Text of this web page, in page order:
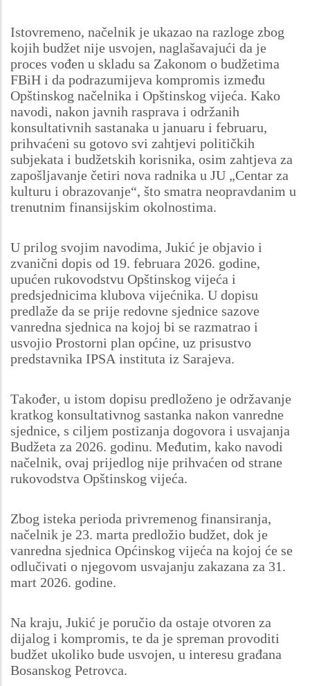
Istovremeno, načelnik je ukazao na razloge zbog
kojih budžet nije usvojen, naglašavajući da je
proces vođen u skladu sa Zakonom o budžetima
FBiH i da podrazumijeva kompromis između
Opštinskog načelnika i Opštinskog vijeća. Kako
navodi, nakon javnih rasprava i održanih
konsultativnih sastanaka u januaru i februaru,
prihvaćeni su gotovo svi zahtjevi političkih
subjekata i budžetskih korisnika, osim zahtjeva za
zapošljavanje četiri nova radnika u JU „Centar za
kulturu i obrazovanje“, što smatra neopravdanim u
trenutnim finansijskim okolnostima.
U prilog svojim navodima, Jukić je objavio i
zvanični dopis od 19. februara 2026. godine,
upućen rukovodstvu Opštinskog vijeća i
predsjednicima klubova vijećnika. U dopisu
predlaže da se prije redovne sjednice sazove
vanredna sjednica na kojoj bi se razmatrao i
usvojio Prostorni plan općine, uz prisustvo
predstavnika IPSA instituta iz Sarajeva.
Također, u istom dopisu predloženo je održavanje
kratkog konsultativnog sastanka nakon vanredne
sjednice, s ciljem postizanja dogovora i usvajanja
Budžeta za 2026. godinu. Međutim, kako navodi
načelnik, ovaj prijedlog nije prihvaćen od strane
rukovodstva Opštinskog vijeća.
Zbog isteka perioda privremenog finansiranja,
načelnik je 23. marta predložio budžet, dok je
vanredna sjednica Općinskog vijeća na kojoj će se
odlučivati o njegovom usvajanju zakazana za 31.
mart 2026. godine.
Na kraju, Jukić je poručio da ostaje otvoren za
dijalog i kompromis, te da je spreman provoditi
budžet ukoliko bude usvojen, u interesu građana
Bosanskog Petrovca.